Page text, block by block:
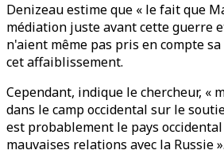
Denizeau estime que « le fait que
médiation juste avant cette guerre
n'aient même pas pris en compte
cet affaiblissement.
Cependant, indique le chercheur, «
dans le camp occidental sur le
est probablement le pays
mauvaises relations avec la Russie ».